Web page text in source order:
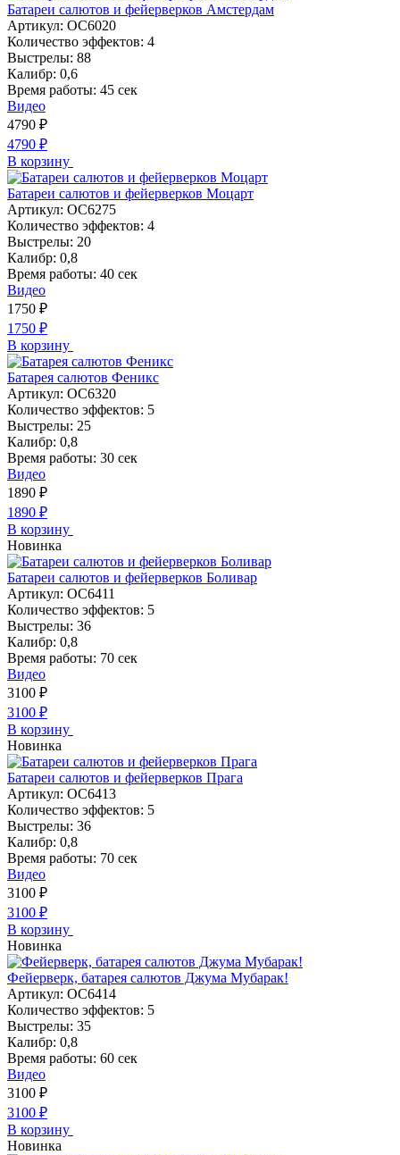
Батареи салютов и фейерверков Амстердам
Артикул: ОС6020
Количество эффектов: 4
Выстрелы: 88
Калибр: 0,6
Время работы: 45 сек
Видео
4790 ₽
4790 ₽
В корзину
Батареи салютов и фейерверков Моцарт
Артикул: ОС6275
Количество эффектов: 4
Выстрелы: 20
Калибр: 0,8
Время работы: 40 сек
Видео
1750 ₽
1750 ₽
В корзину
Батарея салютов Феникс
Артикул: ОС6320
Количество эффектов: 5
Выстрелы: 25
Калибр: 0,8
Время работы: 30 сек
Видео
1890 ₽
1890 ₽
В корзину
Новинка
Батареи салютов и фейерверков Боливар
Артикул: ОС6411
Количество эффектов: 5
Выстрелы: 36
Калибр: 0,8
Время работы: 70 сек
Видео
3100 ₽
3100 ₽
В корзину
Новинка
Батареи салютов и фейерверков Прага
Артикул: ОС6413
Количество эффектов: 5
Выстрелы: 36
Калибр: 0,8
Время работы: 70 сек
Видео
3100 ₽
3100 ₽
В корзину
Новинка
Фейерверк, батарея салютов Джума Мубарак!
Артикул: ОС6414
Количество эффектов: 5
Выстрелы: 35
Калибр: 0,8
Время работы: 60 сек
Видео
3100 ₽
3100 ₽
В корзину
Новинка